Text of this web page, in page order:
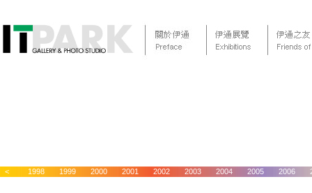
< 1998 1999 2000 2001 2002 2003 2004 2005 2006